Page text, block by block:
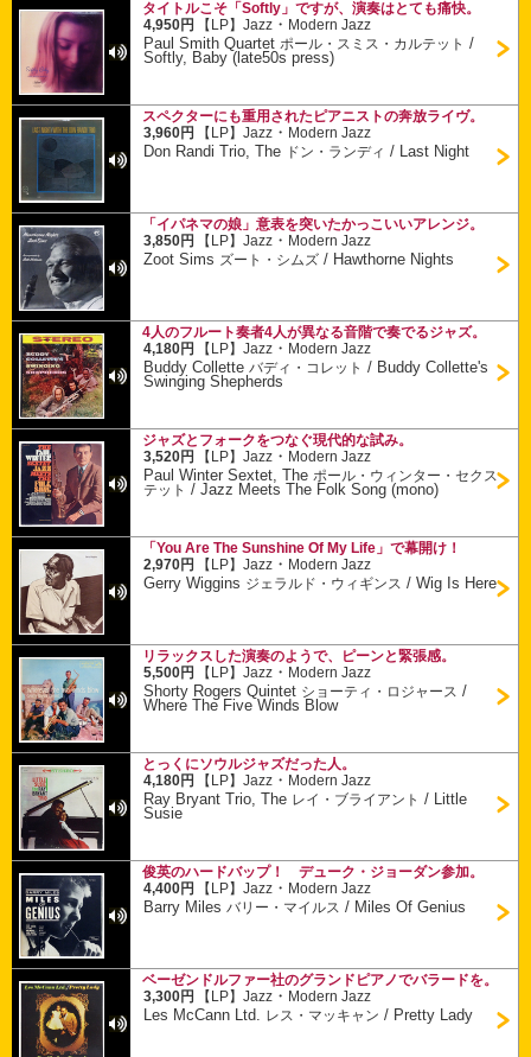
タイトルこそ「Softly」ですが、演奏はとても痛快。
4,950円
【LP】Jazz ・ Modern Jazz
Paul Smith Quartet ポール・スミス・カルテット /
Softly, Baby (late50s press)
スペクターにも重用されたピアニストの奔放ライヴ。
3,960円
【LP】Jazz ・ Modern Jazz
Don Randi Trio, The ドン・ランディ / Last Night
「イパネマの娘」意表を突いたかっこいいアレンジ。
3,850円
【LP】Jazz ・ Modern Jazz
Zoot Sims ズート・シムズ / Hawthorne Nights
4人のフルート奏者4人が異なる音階で奏でるジャズ。
4,180円
【LP】Jazz ・ Modern Jazz
Buddy Colletteバディ・コレット / Buddy Collette's
Swinging Shepherds
ジャズとフォークをつなぐ現代的な試み。
3,520円
【LP】Jazz ・ Modern Jazz
Paul Winter Sextet, The ポール・ウィンター・セクス
テット /Jazz Meets The Folk Song (mono)
「You Are The Sunshine Of My Life」で幕開け！
2,970円
【LP】Jazz ・ Modern Jazz
Gerry Wiggins ジェラルド・ウィギンス /Wig Is Here
リラックスした演奏のようで、ピーンと緊張感。
5,500円
【LP】Jazz ・ Modern Jazz
Shorty Rogers Quintet ショーティ・ロジャース /
Where The Five Winds Blow
とっくにソウルジャズだった人。
4,180円
【LP】Jazz ・ Modern Jazz
Ray Bryant Trio, The レイ・ブライアント / Little
Susie
俊英のハードバップ！ デューク・ジョーダン参加。
4,400円
【LP】Jazz ・ Modern Jazz
Barry Milesバリー・マイルス / Miles Of Genius
ベーゼンドルファー社のグランドピアノでバラードを。
3,300円
【LP】Jazz ・ Modern Jazz
Les McCann Ltd. レス・マッキャン / Pretty Lady